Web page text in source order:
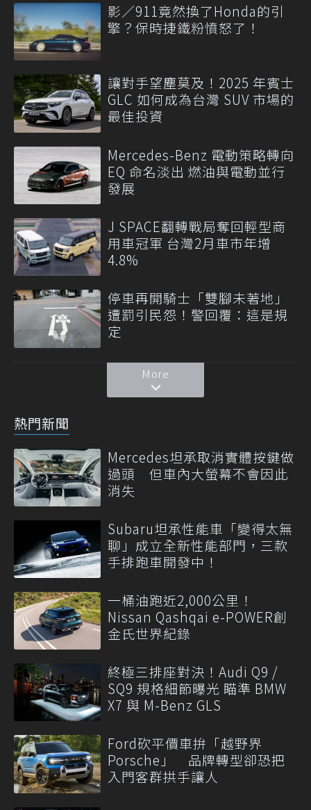
影／911竟然換了Honda的引
擎？保時捷鐵粉憤怒了！
讓對手望塵莫及！2025 年賓士
GLC 如何成為台灣 SUV 市場的
最佳投資
Mercedes-Benz 電動策略轉向
EQ 命名淡出 燃油與電動並行
發展
J SPACE翻轉戰局奪回輕型商
用車冠軍 台灣2月車市年增
4.8%
停車再開騎士「雙腳未著地」
遭罰引民怨！警回覆：這是規
定
More
熱門新聞
Mercedes坦承取消實體按鍵做
過頭 但車內大螢幕不會因此
消失
Subaru坦承性能車「變得太無
聊」成立全新性能部門，三款
手排跑車開發中！
一桶油跑近2,000公里！
Nissan Qashqai e-POWER創
金氏世界紀錄
終極三排座對決！Audi Q9 /
SQ9 規格細節曝光 瞄準 BMW
X7 與 M-Benz GLS
Ford砍平價車拚「越野界
Porsche」 品牌轉型卻恐把
入門客群拱手讓人